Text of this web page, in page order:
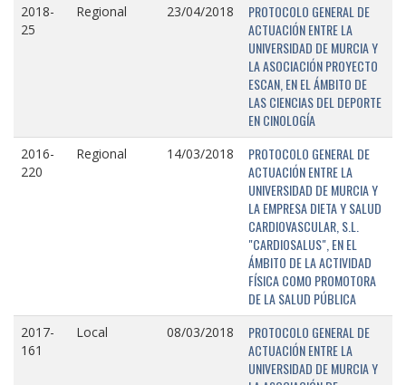
2018-
25
Regional 23/04/2018
PROTOCOLO GENERAL DE
ACTUACIÓN ENTRE LA
UNIVERSIDAD DE MURCIA Y
LA ASOCIACIÓN PROYECTO
ESCAN, EN EL ÁMBITO DE
LAS CIENCIAS DEL DEPORTE
EN CINOLOGÍA
2016-
220
Regional 14/03/2018
PROTOCOLO GENERAL DE
ACTUACIÓN ENTRE LA
UNIVERSIDAD DE MURCIA Y
LA EMPRESA DIETA Y SALUD
CARDIOVASCULAR, S.L.
"CARDIOSALUS", EN EL
ÁMBITO DE LA ACTIVIDAD
FÍSICA COMO PROMOTORA
DE LA SALUD PÚBLICA
2017-
161
Local 08/03/2018
PROTOCOLO GENERAL DE
ACTUACIÓN ENTRE LA
UNIVERSIDAD DE MURCIA Y